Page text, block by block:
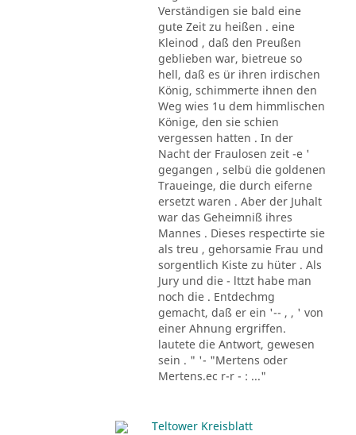
Verständigen sie bald eine
gute Zeit zu heißen . eine
Kleinod , daß den Preußen
geblieben war, bietreue so
hell, daß es ür ihren irdischen
König, schimmerte ihnen den
Weg wies 1u dem himmlischen
Könige, den sie schien
vergessen hatten . In der
Nacht der Fraulosen zeit -e '
gegangen , selbü die goldenen
Traueinge, die durch eiferne
ersetzt waren . Aber der Juhalt
war das Geheimniß ihres
Mannes . Dieses respectirte sie
als treu , gehorsamie Frau und
sorgentlich Kiste zu hüter . Als
Jury und die - lttzt habe man
noch die . Entdechmg
gemacht, daß er ein '-- , , ' von
einer Ahnung ergriffen.
lautete die Antwort, gewesen
sein . " '- "Mertens oder
Mertens.ec r-r - : ..."
Teltower Kreisblatt